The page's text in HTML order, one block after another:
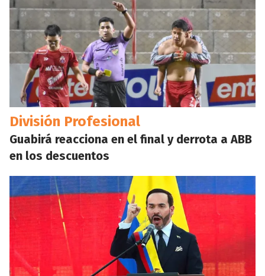
División Profesional
Guabirá reacciona en el final y derrota a ABB
en los descuentos